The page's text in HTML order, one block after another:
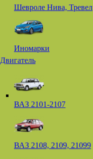
Шевроле Нива, Тревел
Иномарки
Двигатель
ВАЗ 2101-2107
ВАЗ 2108, 2109, 21099